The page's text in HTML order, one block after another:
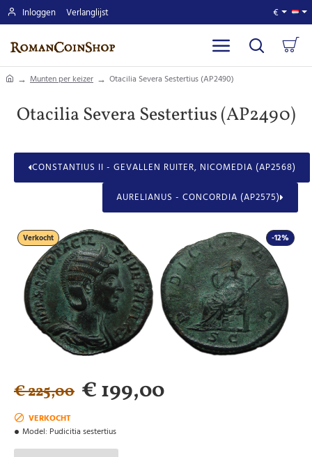
Inloggen Verlanglijst €
homeMunten per keizer Otacilia Severa Sestertius (AP2490)
Otacilia Severa Sestertius (AP2490)
CONSTANTIUS II - GEVALLEN RUITER, NICOMEDIA (AP2568)
AURELIANUS - CONCORDIA (AP2575)
-12%
Verkocht
VERKOCHT
Model: Pudicitia sestertius
€ 199,00
€ 225,00